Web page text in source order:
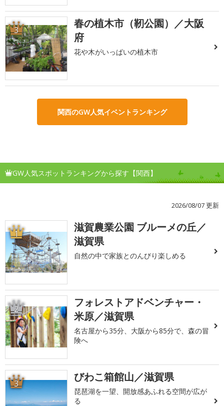
3
春の植木市（靭公園）／大阪
府
花や木がいっぱいの植木市
関西のGW人気イベントランキング
GW人気スポットランキングから探す【関西】
2026/08/07 更新
1
滋賀農業公園 ブルーメの丘／
滋賀県
自然の中で家族とのんびり楽しめる
2
フォレストアドベンチャー・
米原／滋賀県
名古屋から35分、大阪から85分で、森の冒
険へ
3 びわこ箱館山／滋賀県
琵琶湖を一望、開放感あふれる空間が広が
る